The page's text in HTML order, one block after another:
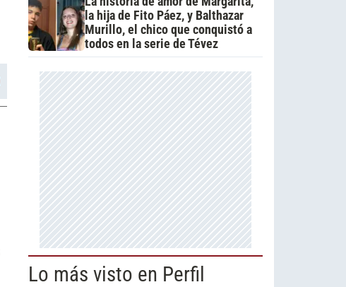
la hija de Fito Páez, y Balthazar
Murillo, el chico que conquistó a
todos en la serie de Tévez
Lo más visto en Perfil